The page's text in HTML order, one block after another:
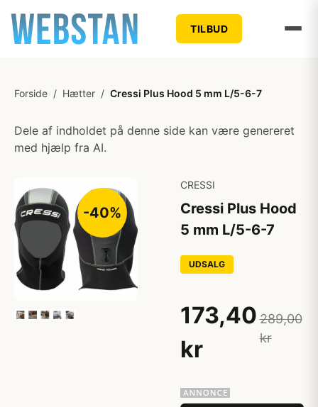
TILBUD
Forside / Hætter / Cressi Plus Hood 5 mm L/5-6-7
Dele af indholdet på denne side kan være genereret
med hjælp fra AI.
-40%
CRESSI
Cressi Plus Hood
5 mm L/5-6-7
UDSALG
173,40
kr
289,00
kr